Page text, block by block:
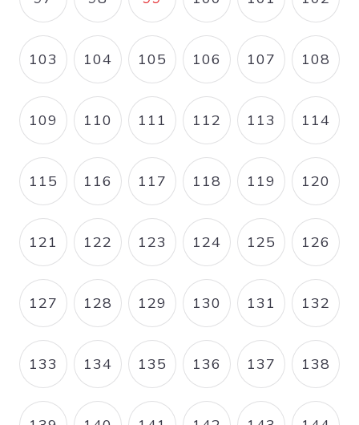
PAGE PAGE PAGE COURANTE
PAGE PAGE PAGE
PAGE
103 PAGE
104 PAGE
105 PAGE
106 PAGE
107 PAGE
108
PAGE
109 PAGE
110 PAGE
111 PAGE
112 PAGE
113 PAGE
114
PAGE
115 PAGE
116 PAGE
117 PAGE
118 PAGE
119 PAGE
120
PAGE
121 PAGE
122 PAGE
123 PAGE
124 PAGE
125 PAGE
126
PAGE
127 PAGE
128 PAGE
129 PAGE
130 PAGE
131 PAGE
132
PAGE
133 PAGE
134 PAGE
135 PAGE
136 PAGE
137 PAGE
138